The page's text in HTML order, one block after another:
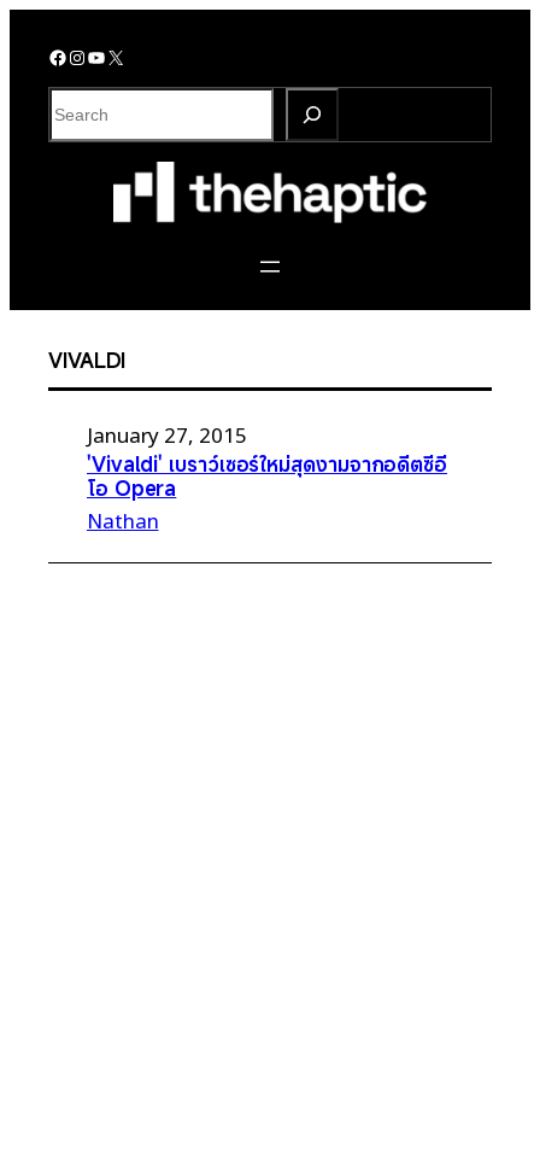
Facebook InstagramYouTube X
S
e
VIVALDI
January 27, 2015
'Vivaldi' เบราว์เซอร์ใหม่สุดงามจากอดีตซีอี
โอ Opera
Nathan